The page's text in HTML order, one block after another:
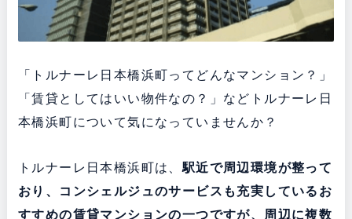
「トルナーレ日本橋浜町ってどんなマンション？」
「賃貸としてはいい物件なの？」などトルナーレ日
本橋浜町について気になっていませんか？
トルナーレ日本橋浜町は、駅近で周辺環境が整って
おり、コンシェルジュのサービスも充実している お
すすめの賃貸マンションの一つですが、周辺に複数